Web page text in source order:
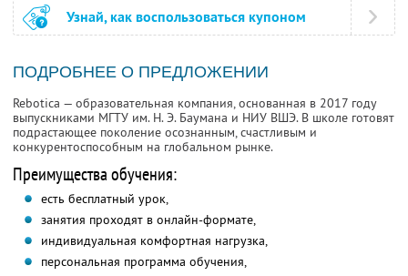
Узнай, как воспользоваться купоном
ПОДРОБНЕЕ О ПРЕДЛОЖЕНИИ
Rebotica — образовательная компания, основанная в 2017 году
выпускниками МГТУ им. Н. Э. Баумана и НИУ ВШЭ. В школе готовят
подрастающее поколение осознанным, счастливым и
конкурентоспособным на глобальном рынке.
Преимущества обучения:
есть бесплатный урок,
занятия проходят в онлайн-формате,
индивидуальная комфортная нагрузка,
персональная программа обучения,